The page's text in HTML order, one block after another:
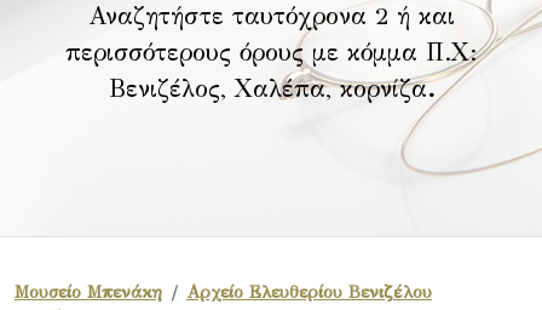
Αναζητήστε ταυτόχρονα 2 ή και
περισσότερους όρους με κόμμα Π.Χ:
Βενιζέλος, Χαλέπα, κορνίζα.
Μουσείο Μπενάκη
Αρχείο Ελευθερίου Βενιζέλου